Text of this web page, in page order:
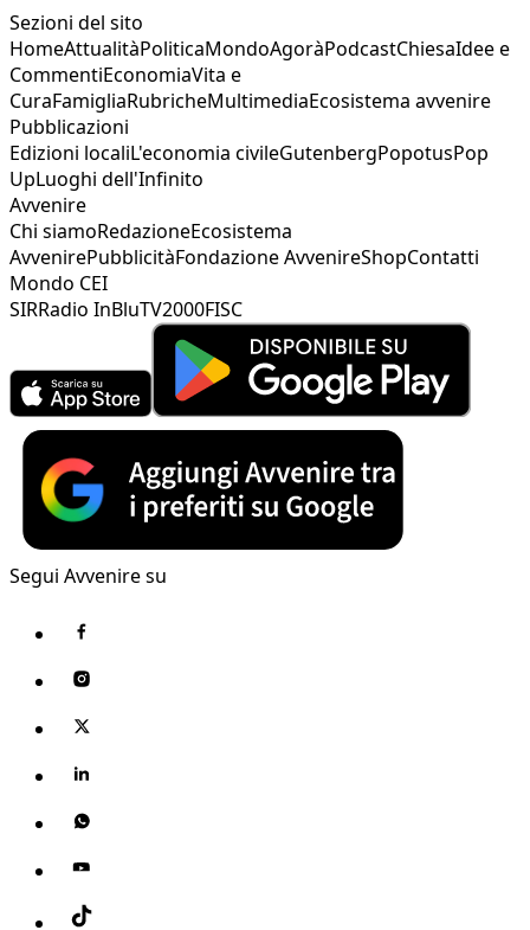
Sezioni del sito
HomeAttualitàPoliticaMondoAgoràPodcastChiesaIdee e
CommentiEconomiaVita e
CuraFamigliaRubricheMultimediaEcosistema avvenire
Pubblicazioni
Edizioni localiL'economia civileGutenbergPopotusPop
UpLuoghi dell'Infinito
Avvenire
Chi siamoRedazioneEcosistema
AvvenirePubblicitàFondazione AvvenireShopContatti
Mondo CEI
SIRRadio InBluTV2000FISC
Segui Avvenire su